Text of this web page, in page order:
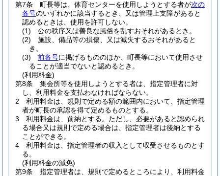
第7条
町長等は、体育センターを使用しようとする者が次の
各号のいずれかに該当するとき、又は管理上支障があると
認めるときは、使用を許可しない。
(1)
公の秩序又は善良な風俗を乱すおそれがあるとき。
(2)
施設、備品等の損傷、又は滅失するおそれがあると
き。
(3)
前各号に掲げるもののほか、町長等において使用させ
ることが適当でないと認めるとき。
(利用料金)
第8条
集会所等を使用しようとする者は、指定管理者に対
し、利用料金を支払わなければならない。
2
利用料金は、規則で定める額の範囲内において、指定管理
者が町長の承認を得て定めるものとする。
3
利用料金は、前納とする。 ただし、必要があると認められ
る場合又は規則で定める場合は、指定管理者は後納とする
ことができる。
4
利用料金は、指定管理者の収入として収受させるものとす
る。
(利用料金の減免)
第9条
指定管理者は、規則で定めるところにより、利用料金